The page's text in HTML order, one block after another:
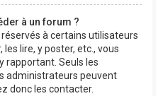
à un forum ?
à certains utilisateurs
lire, y poster, etc., vous
rapportant. Seuls les
administrateurs peuvent
donc les contacter.